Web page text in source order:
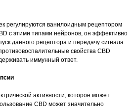
регулируются ванилоидным рецептором
с этими типами нейронов, он эффективно
данного рецептора и передачу сигнала
свойства CBD
иммунный ответ.
активности, которое может
CBD может значительно